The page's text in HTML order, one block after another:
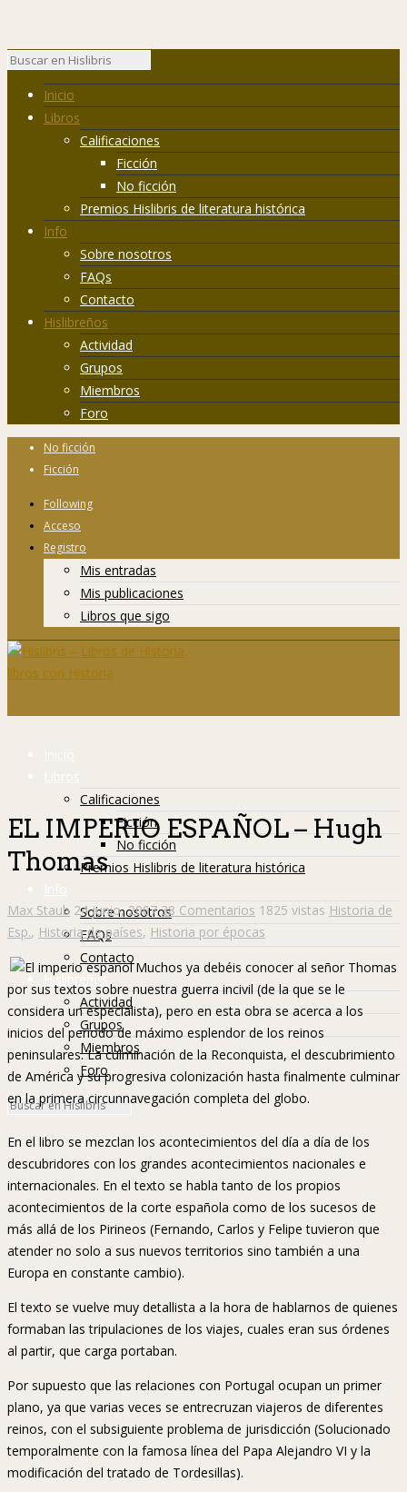
Inicio
Libros
Calificaciones
Ficción
No ficción
Premios Hislibris de literatura histórica
Info
Sobre nosotros
FAQs
Contacto
Hislibreños
Actividad
Grupos
Miembros
Foro
No ficción
Ficción
Following
Acceso
Registro
Mis entradas
Mis publicaciones
Libros que sigo
Inicio
Libros
Calificaciones
Ficción
No ficción
Premios Hislibris de literatura histórica
Info
Sobre nosotros
FAQs
Contacto
Hislibreños
Actividad
Grupos
Miembros
Foro
EL IMPERIO ESPAÑOL – Hugh
Thomas
Max Staub 24 junio, 2007 38 Comentarios 1825 vistas Historia de
Esp., Historia de países, Historia por épocas
Muchos ya debéis conocer al señor Thomas
por sus textos sobre nuestra guerra incivil (de la que se le
considera un especialista), pero en esta obra se acerca a los
inicios del periodo de máximo esplendor de los reinos
peninsulares: La culminación de la Reconquista, el descubrimiento
de América y su progresiva colonización hasta finalmente culminar
en la primera circunnavegación completa del globo.
En el libro se mezclan los acontecimientos del día a día de los
descubridores con los grandes acontecimientos nacionales e
internacionales. En el texto se habla tanto de los propios
acontecimientos de la corte española como de los sucesos de
más allá de los Pirineos (Fernando, Carlos y Felipe tuvieron que
atender no solo a sus nuevos territorios sino también a una
Europa en constante cambio).
El texto se vuelve muy detallista a la hora de hablarnos de quienes
formaban las tripulaciones de los viajes, cuales eran sus órdenes
al partir, que carga portaban.
Por supuesto que las relaciones con Portugal ocupan un primer
plano, ya que varias veces se entrecruzan viajeros de diferentes
reinos, con el subsiguiente problema de jurisdicción (Solucionado
temporalmente con la famosa línea del Papa Alejandro VI y la
modificación del tratado de Tordesillas).